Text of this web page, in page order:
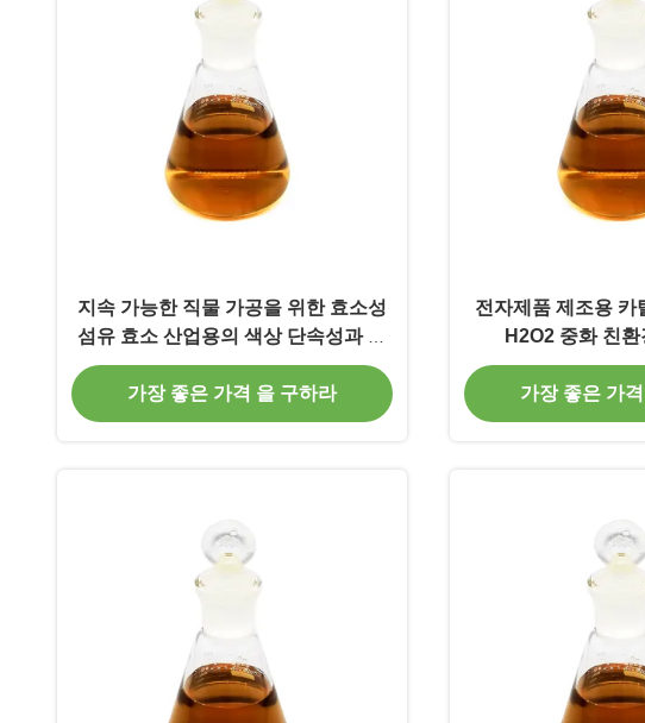
지속 가능한 직물 가공을 위한 효소성
섬유 효소 산업용의 색상 단속성과 부
드러움을 향상
가장 좋은 가격 을 구하라
전자제품 제조용 카
H2O2 중화 친환
가장 좋은 가